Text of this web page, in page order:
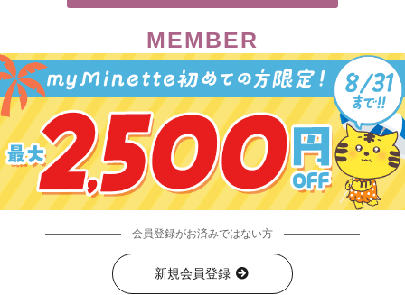
MEMBER
会員登録がお済みではない方
新規会員登録